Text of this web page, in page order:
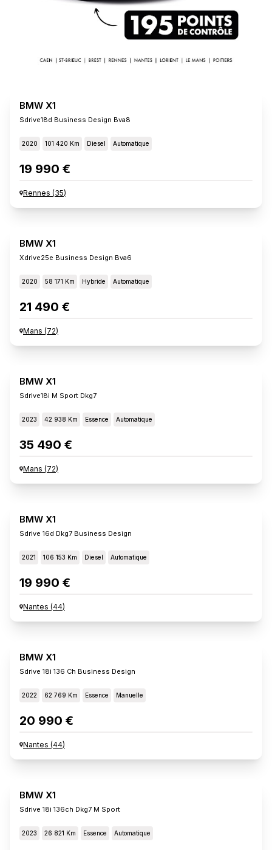
BMW X1
Sdrive18d Business Design Bva8
2020 101 420 Km Diesel Automatique
19 990 €
Rennes (35)
BMW X1
Xdrive25e Business Design Bva6
2020 58 171 Km Hybride Automatique
21 490 €
Mans (72)
BMW X1
Sdrive18i M Sport Dkg7
2023 42 938 Km Essence Automatique
35 490 €
Mans (72)
BMW X1
Sdrive 16d Dkg7 Business Design
2021 106 153 Km Diesel Automatique
19 990 €
Nantes (44)
BMW X1
Sdrive 18i 136 Ch Business Design
2022 62 769 Km Essence Manuelle
20 990 €
Nantes (44)
BMW X1
Sdrive 18i 136ch Dkg7 M Sport
2023 26 821 Km Essence Automatique